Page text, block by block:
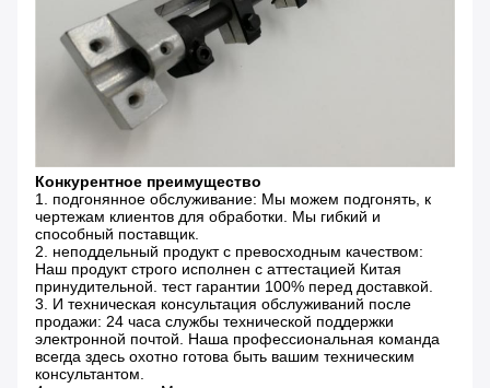
Конкурентное преимущество
1. подгонянное обслуживание: Мы можем подгонять, к
чертежам клиентов для обработки. Мы гибкий и
способный поставщик.
2. неподдельный продукт с превосходным качеством:
Наш продукт строго исполнен с аттестацией Китая
принудительной. тест гарантии 100% перед доставкой.
3. И техническая консультация обслуживаний после
продажи: 24 часа службы технической поддержки
электронной почтой. Наша профессиональная команда
всегда здесь охотно готова быть вашим техническим
консультантом.